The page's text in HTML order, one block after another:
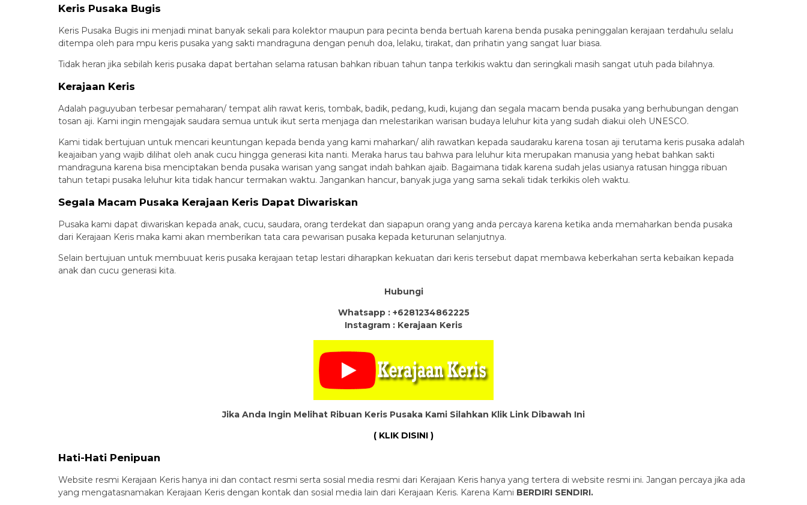
Keris Pusaka Bugis
Keris Pusaka Bugis ini menjadi minat banyak sekali para kolektor maupun para pecinta benda bertuah karena benda pusaka peninggalan kerajaan terdahulu selalu
ditempa oleh para mpu keris pusaka yang sakti mandraguna dengan penuh doa, lelaku, tirakat, dan prihatin yang sangat luar biasa.
Tidak heran jika sebilah keris pusaka dapat bertahan selama ratusan bahkan ribuan tahun tanpa terkikis waktu dan seringkali masih sangat utuh pada bilahnya.
Kerajaan Keris
Adalah paguyuban terbesar pemaharan/ tempat alih rawat keris, tombak, badik, pedang, kudi, kujang dan segala macam benda pusaka yang berhubungan dengan
tosan aji. Kami ingin mengajak saudara semua untuk ikut serta menjaga dan melestarikan warisan budaya leluhur kita yang sudah diakui oleh UNESCO.
Kami tidak bertujuan untuk mencari keuntungan kepada benda yang kami maharkan/ alih rawatkan kepada saudaraku karena tosan aji terutama keris pusaka adalah
keajaiban yang wajib dilihat oleh anak cucu hingga generasi kita nanti. Meraka harus tau bahwa para leluhur kita merupakan manusia yang hebat bahkan sakti
mandraguna karena bisa menciptakan benda pusaka warisan yang sangat indah bahkan ajaib. Bagaimana tidak karena sudah jelas usianya ratusan hingga ribuan
tahun tetapi pusaka leluhur kita tidak hancur termakan waktu. Jangankan hancur, banyak juga yang sama sekali tidak terkikis oleh waktu.
Segala Macam Pusaka Kerajaan Keris Dapat Diwariskan
Pusaka kami dapat diwariskan kepada anak, cucu, saudara, orang terdekat dan siapapun orang yang anda percaya karena ketika anda memaharkan benda pusaka
dari Kerajaan Keris maka kami akan memberikan tata cara pewarisan pusaka kepada keturunan selanjutnya.
Selain bertujuan untuk membuuat keris pusaka kerajaan tetap lestari diharapkan kekuatan dari keris tersebut dapat membawa keberkahan serta kebaikan kepada
anak dan cucu generasi kita.
Hubungi
Whatsapp : +6281234862225
Instagram : Kerajaan Keris
Jika Anda Ingin Melihat Ribuan Keris Pusaka Kami Silahkan Klik Link Dibawah Ini
( KLIK DISINI )
Hati-Hati Penipuan
Website resmi Kerajaan Keris hanya ini dan contact resmi serta sosial media resmi dari Kerajaan Keris hanya yang tertera di website resmi ini. Jangan percaya jika ada
yang mengatasnamakan Kerajaan Keris dengan kontak dan sosial media lain dari Kerajaan Keris. Karena Kami BERDIRI SENDIRI.